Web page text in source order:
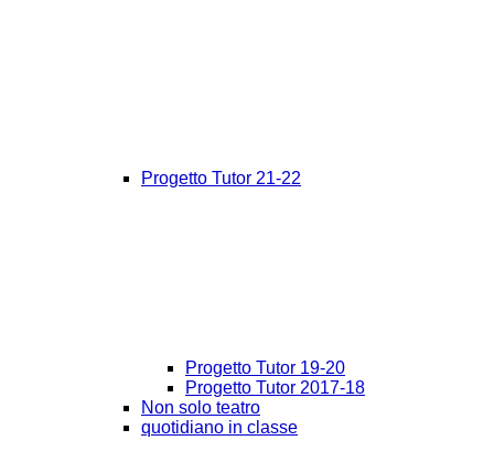
Progetto Tutor 21-22
Progetto Tutor 19-20
Progetto Tutor 2017-18
Non solo teatro
quotidiano in classe